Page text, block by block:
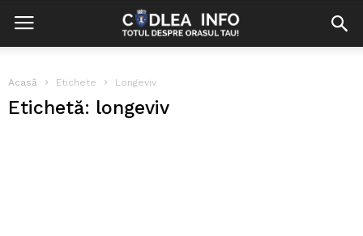
Acasă Etichete Longeviv
Etichetă: longeviv